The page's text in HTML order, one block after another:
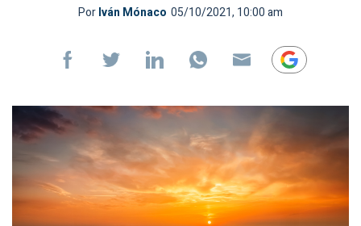
PorIván Mónaco 05/10/2021, 10:00 am